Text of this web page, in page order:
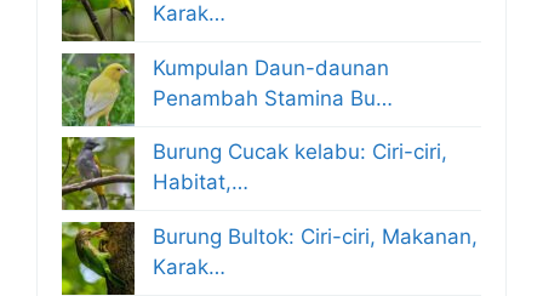
Karak…
Kumpulan Daun-daunan
Penambah Stamina Bu…
Burung Cucak kelabu: Ciri-ciri,
Habitat,…
Burung Bultok: Ciri-ciri, Makanan,
Karak…